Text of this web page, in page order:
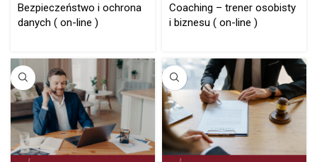
Bezpieczeństwo i ochrona
danych ( on-line )
Coaching – trener osobisty
i biznesu ( on-line )